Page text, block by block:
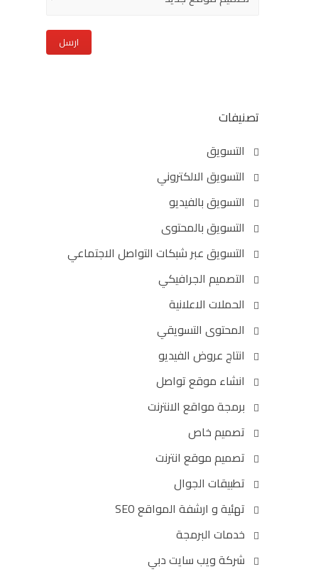
تصنيفات
التسويق
التسويق الالكتروني
التسويق بالفيديو
التسويق بالمحتوى
التسويق عبر شبكات التواصل الاجتماعي
التصميم الجرافيكي
الحملات الاعلانية
المحتوى التسويقي
انتاج عروض الفيديو
انشاء موقع تواصل
برمجة مواقع الانترنت
تصميم خاص
تصميم موقع انترنت
تطبيقات الجوال
تهئية و ارشفة المواقع SEO
خدمات البرمجة
شركة ويب سايت دبي